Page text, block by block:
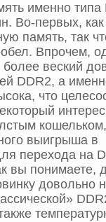
именно
Во-первых,
память, так
Впрочем,
веский
DDR2, а
что
выигрыша в
перехода на
вы понимаете,
довольно